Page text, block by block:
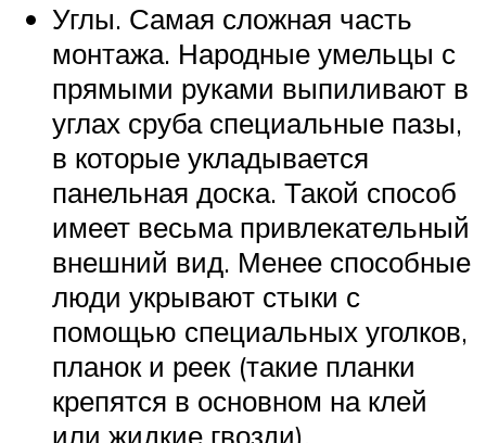
Углы. Самая сложная часть
монтажа. Народные умельцы с
прямыми руками выпиливают в
углах сруба специальные пазы,
в которые укладывается
панельная доска. Такой способ
имеет весьма привлекательный
внешний вид. Менее способные
люди укрывают стыки с
помощью специальных уголков,
планок и реек (такие планки
крепятся в основном на клей
или жидкие гвозди).